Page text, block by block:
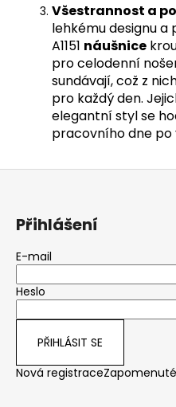
Všestrannost a
lehkému designu a
A1151 náušnice
pro celodenní
sundávají, což z
pro každý den.
elegantní styl se
pracovního dne po
Z
Přihlášení
E-mail
Heslo
PŘIHLÁSIT SE
Nová registrace